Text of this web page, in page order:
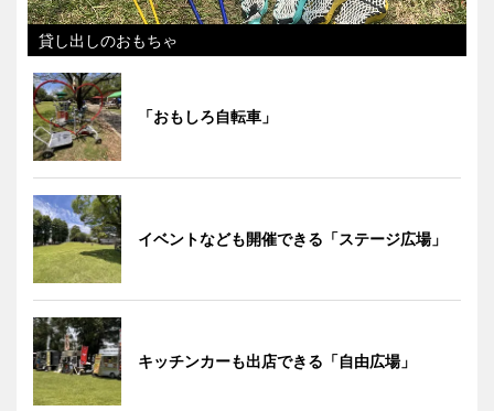
貸し出しのおもちゃ
「おもしろ自転車」
イベントなども開催できる「ステージ広場」
キッチンカーも出店できる「自由広場」